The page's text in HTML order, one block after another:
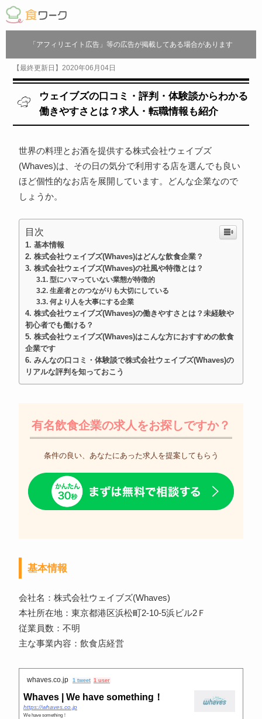
「アフィリエイト広告」等の広告が掲載してある場合があります
【最終更新日】2020年06月04日
ウェイブズの口コミ・評判・体験談からわかる
働きやすさとは？求人・転職情報も紹介
世界の料理とお酒を提供する株式会社ウェイブズ
(Whaves)は、その日の気分で利用する店を選んでも良い
ほど個性的なお店を展開しています。どんな企業なので
しょうか。
目次
基本情報
株式会社ウェイブズ(Whaves)はどんな飲食企業？
株式会社ウェイブズ(Whaves)の社風や特徴とは？
型にハマっていない業態が特徴的
生産者とのつながりも大切にしている
何より人を大事にする企業
株式会社ウェイブズ(Whaves)の働きやすさとは？未経験や
初心者でも働ける？
株式会社ウェイブズ(Whaves)はこんな方におすすめの飲食
企業です
みんなの口コミ・体験談で株式会社ウェイブズ(Whaves)の
リアルな評判を知っておこう
有名飲食企業の求人をお探しですか？
条件の良い、あなたにあった求人を提案してもらう
基本情報
会社名：株式会社ウェイブズ(Whaves)
本社所在地：東京都港区浜松町2-10-5浜ビル2Ｆ
従業員数：不明
主な事業内容：飲食店経営
whaves.co.jp 1 tweet 1 user
Whaves | We have something！
https://whaves.co.jp
We have something！